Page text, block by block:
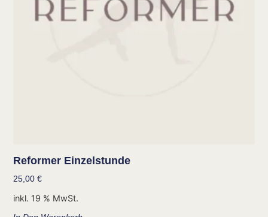
Reformer Einzelstunde
25,00€
inkl. 19 % MwSt.